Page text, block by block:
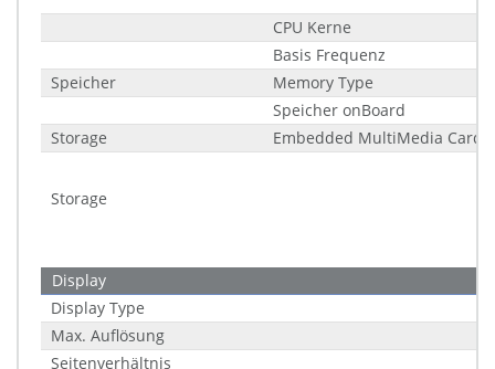
CPU Kerne
Basis Frequenz
Speicher
Memory Type
Speicher onBoard
Storage
Embedded MultiMedia Card
Storage
Display
Display Type
Max. Auflösung
Seitenverhältnis